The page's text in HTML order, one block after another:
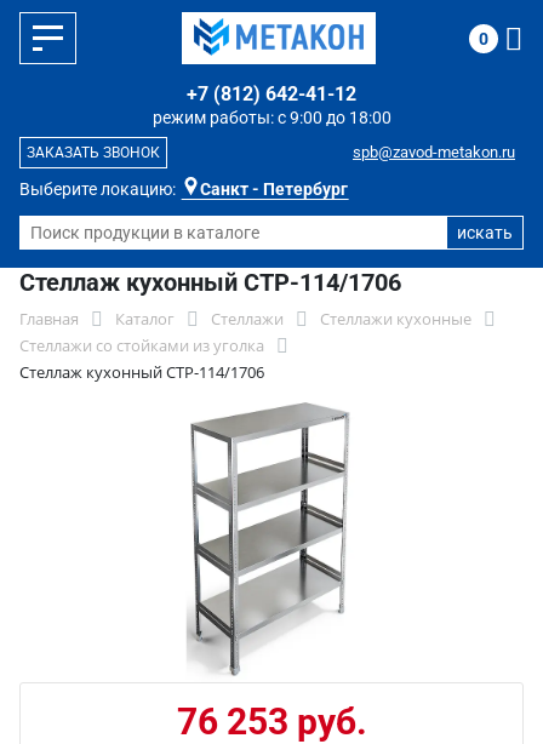
Выберите локацию: Санкт - Петербург
режим работы: с 9:00 до 18:00
+7 (812) 642-41-12
spb@zavod-metakon.ru
ЗАКАЗАТЬ ЗВОНОК
0
Стеллаж кухонный СТР-114/1706
Главная Каталог Стеллажи
Стеллажи кухонные
Стеллажи со стойками из уголка
Стеллаж кухонный СТР-114/1706
76 253 руб.